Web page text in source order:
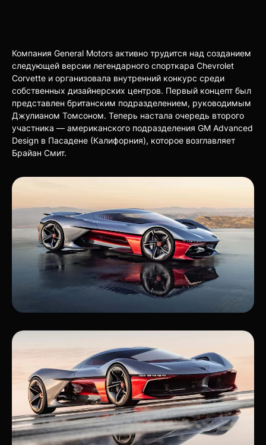
Компания General Motors активно трудится над созданием
следующей версии легендарного спорткара Chevrolet
Corvette и организовала внутренний конкурс среди
собственных дизайнерских центров. Первый концепт был
представлен британским подразделением, руководимым
Джулианом Томсоном. Теперь настала очередь второго
участника — американского подразделения GM Advanced
Design в Пасадене (Калифорния), которое возглавляет
Брайан Смит.